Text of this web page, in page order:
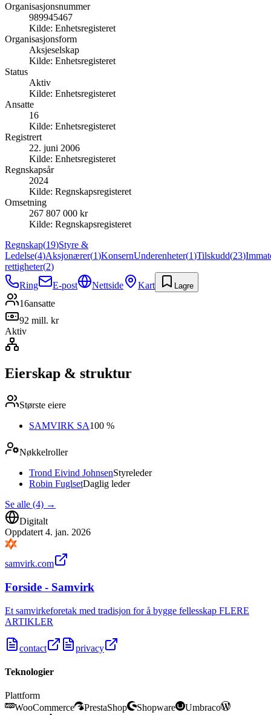
Organisasjonsnummer
989945467
Kilde: Enhetsregisteret
Organisasjonsform
Aksjeselskap
Kilde: Enhetsregisteret
Status
Aktiv
Kilde: Enhetsregisteret
Ansatte
16
Kilde: Enhetsregisteret
Registrert
22. juni 2006
Kilde: Enhetsregisteret
Regnskapsår
2024
Kilde: Regnskapsregisteret
Omsetning
267 807 000 kr
Kilde: Regnskapsregisteret
Regnskap(19)Styre &
Ledelse(4)Aksjonærer(1)KonsernUnderenheter(1)Tilskudd(23)
rettigheter(2)
Ring
E-post Nettside Kart Lagre
16ansatte
92 mill. kr
Aktiv
Eierskap & struktur
Største eiere
SAMVIRK SA100 %
Nøkkelroller
Trond Eivind JohnsenStyreleder
Robin FuglsetDaglig leder
Se alle (4) →
Digitalt
Oppdatert 4. jan. 2026
samvirk.com
Forside - Samvirk
Et samvirkeforetak med tradisjon for å bygge fellesskap FLERE
ARTIKLER
contact privacy
Teknologier
Plattform
WooCommerce
PrestaShop Shopware
Umbraco